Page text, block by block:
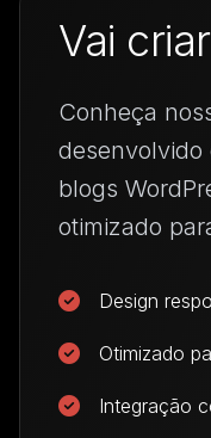
Vai
Conheça
desenvolvido
blogs
otimizado
Design
Otimizado
Integração